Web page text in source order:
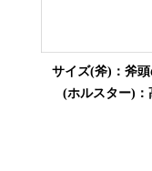
サイズ(斧)：斧
(ホルスター)